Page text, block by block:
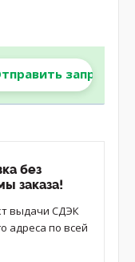
запрос
без
заказа!
выдачи СДЭК
адреса по всей